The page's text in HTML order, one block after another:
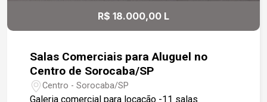
R$ 18.000,00 L
Salas Comerciais para Aluguel no
Centro de Sorocaba/SP
Centro - Sorocaba/SP
Galeria comercial para locação -11 salas